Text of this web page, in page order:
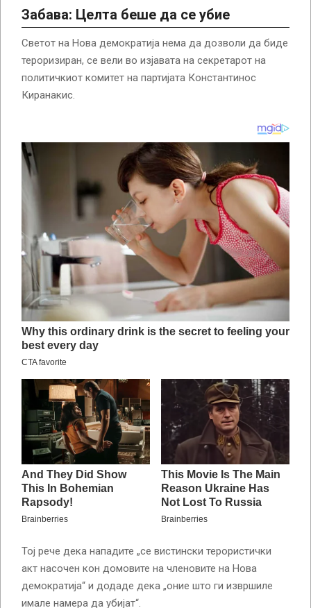
Забава: Целта беше да се убие
Светот на Нова демократија нема да дозволи да биде
тероризиран, се вели во изјавата на секретарот на
политичкиот комитет на партијата Константинос
Киранакис.
Тој рече дека нападите „се вистински терористички
акт насочен кон домовите на членовите на Нова
демократија“ и додаде дека „оние што ги извршиле
имале намера да убијат“.